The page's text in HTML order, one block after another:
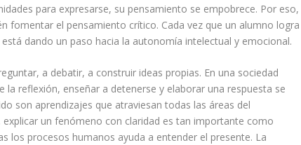
para expresarse, su pensamiento se empobrece. Por eso,
fomentar el pensamiento crítico. Cada vez que un alumno logra
dando un paso hacia la autonomía intelectual y emocional.
a debatir, a construir ideas propias. En una sociedad
la reflexión, enseñar a detenerse y elaborar una respuesta se
son aprendizajes que atraviesan todas las áreas del
un fenómeno con claridad es tan importante como
los procesos humanos ayuda a entender el presente. La